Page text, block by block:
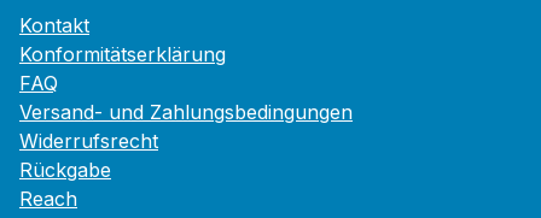
Kontakt
Konformitätserklärung
FAQ
Versand- und Zahlungsbedingungen
Widerrufsrecht
Rückgabe
Reach